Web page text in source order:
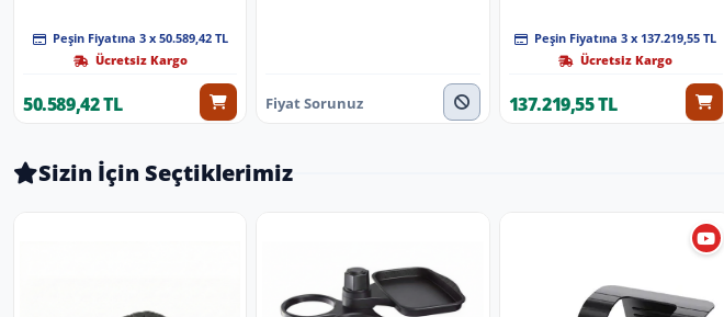
Peşin Fiyatına 3 x 50.589,42 TL
Ücretsiz Kargo
50.589,42 TL Fiyat Sorunuz
Peşin Fiyatına 3 x 137.219,55 TL
Ücretsiz Kargo
137.219,55 TL
Sizin İçin Seçtiklerimiz